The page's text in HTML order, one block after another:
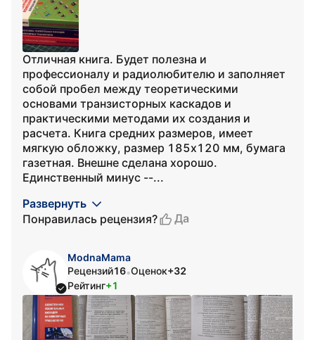
Отличная книга. Будет полезна и
профессионалу и радиолюбителю и заполняет
собой пробел между теоретическими
основами транзисторных каскадов и
практическими методами их создания и
расчета. Книга средних размеров, имеет
мягкую обложку, размер 185х120 мм, бумага
газетная. Внешне сделана хорошо.
Единственный минус --...
Развернуть
Понравилась рецензия?
Да
ModnaMama
Рецензий16•Оценок+32
Рейтинг+1